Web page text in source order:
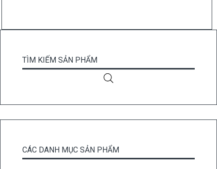
TÌM KIẾM SẢN PHẨM
CÁC DANH MỤC SẢN PHẨM